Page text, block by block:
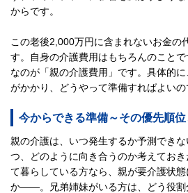
からです。
この老後2,000万円に含まれないお金の
す。自身の介護費用はもちろんのこと
なのが「親の介護費用」です。具体的
がかかり、どうやって準備すればよいの
今からできる準備～その優先順
親の介護は、いつ発生するか予測でき
つ、どのように向き合うのか考えてお
て暮らしている方なら、親が要介護状
か――。兄弟姉妹がいる方は、どう役